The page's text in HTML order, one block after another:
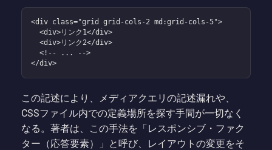
<div class="grid grid-cols-2 md:grid-cols-5">
</div>
この記述により、メディアクエリの記述漏れや、
CSSファイル内での定義場所を探す手間が一切なく
なる。著者は、この手法を「レスポンシブ・ファク
ター（応答要素）」と呼び、レイアウトの変更をそ